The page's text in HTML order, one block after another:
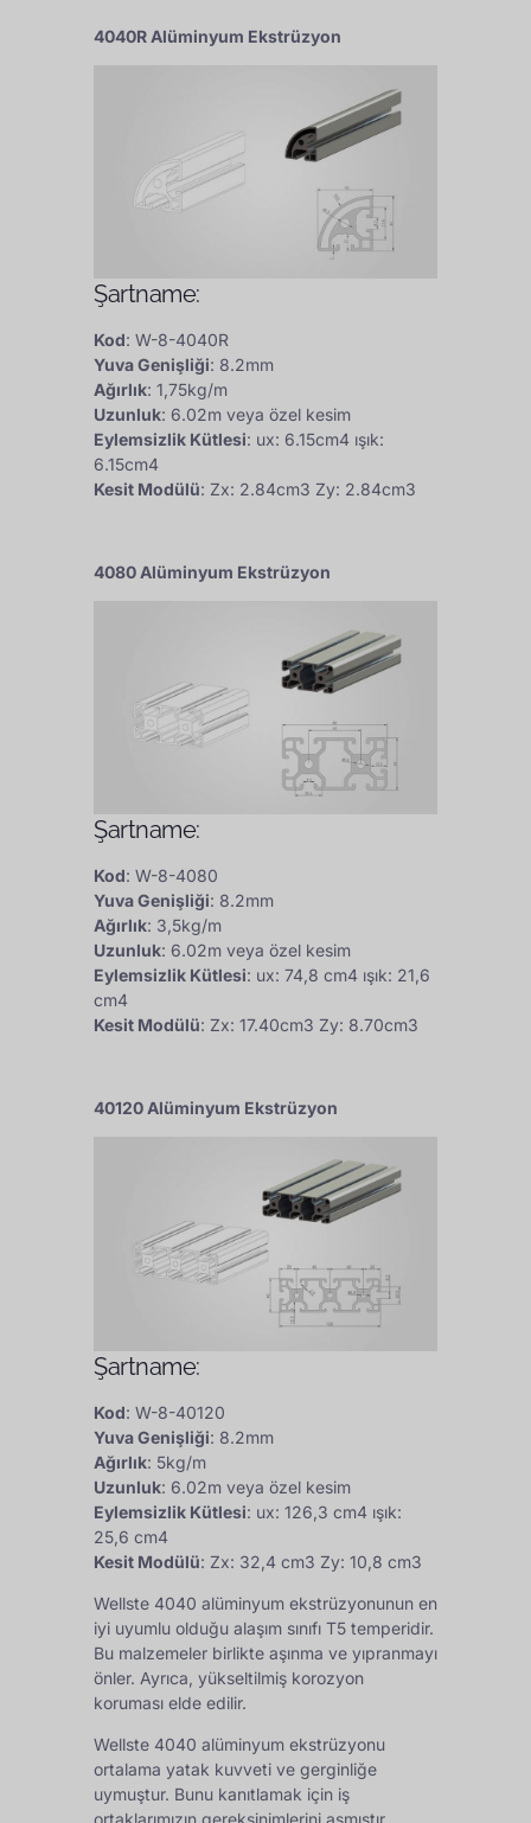
4040R Alüminyum Ekstrüzyon
Şartname:
Kod: W-8-4040R
Yuva Genişliği: 8.2mm
Ağırlık: 1,75kg/m
Uzunluk: 6.02m veya özel kesim
Eylemsizlik Kütlesi: ux: 6.15cm4 ışık:
6.15cm4
Kesit Modülü: Zx: 2.84cm3 Zy: 2.84cm3
4080 Alüminyum Ekstrüzyon
Şartname:
Kod: W-8-4080
Yuva Genişliği: 8.2mm
Ağırlık: 3,5kg/m
Uzunluk: 6.02m veya özel kesim
Eylemsizlik Kütlesi: ux: 74,8 cm4 ışık: 21,6
cm4
Kesit Modülü: Zx: 17.40cm3 Zy: 8.70cm3
40120 Alüminyum Ekstrüzyon
Şartname:
Kod: W-8-40120
Yuva Genişliği: 8.2mm
Ağırlık: 5kg/m
Uzunluk: 6.02m veya özel kesim
Eylemsizlik Kütlesi: ux: 126,3 cm4 ışık:
25,6 cm4
Kesit Modülü: Zx: 32,4 cm3 Zy: 10,8 cm3
Wellste 4040 alüminyum ekstrüzyonunun en
iyi uyumlu olduğu alaşım sınıfı T5 temperidir.
Bu malzemeler birlikte aşınma ve yıpranmayı
önler. Ayrıca, yükseltilmiş korozyon
koruması elde edilir.
Wellste 4040 alüminyum ekstrüzyonu
ortalama yatak kuvveti ve gerginliğe
uymuştur. Bunu kanıtlamak için iş
ortaklarımızın gereksinimlerini aşmıştır.